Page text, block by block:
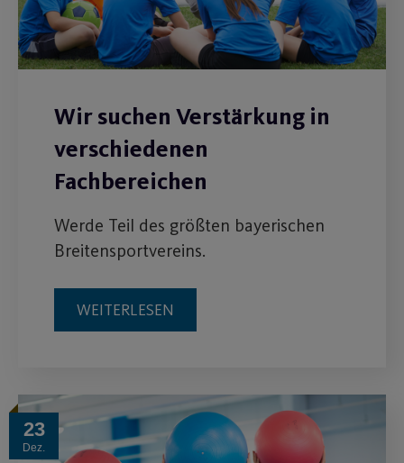
Wir suchen Verstärkung in
verschiedenen
Fachbereichen
Werde Teil des größten bayerischen
Breitensportvereins.
WEITERLESEN
23
Dez.